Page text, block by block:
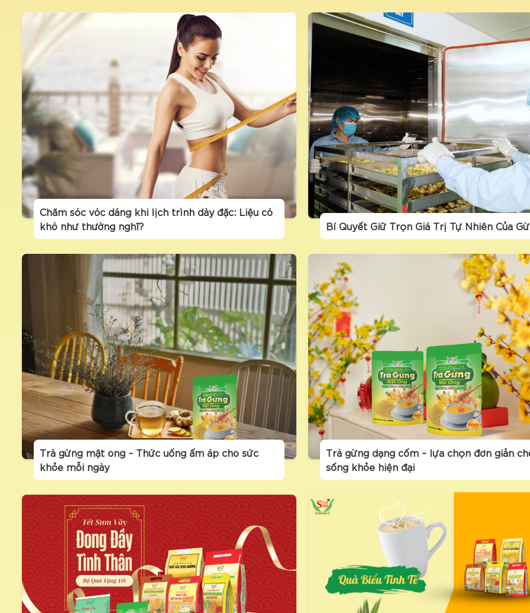
Chăm sóc vóc dáng khi lịch trình dày đặc: Liệu có
khó như thường nghĩ?
Bí Quyết Giữ Trọn Giá Trị Tự Nhiên Của
Trà gừng mật ong – Thức uống ấm áp cho sức
khỏe mỗi ngày
Trà gừng dạng cốm – lựa chọn đơn giản
sống khỏe hiện đại